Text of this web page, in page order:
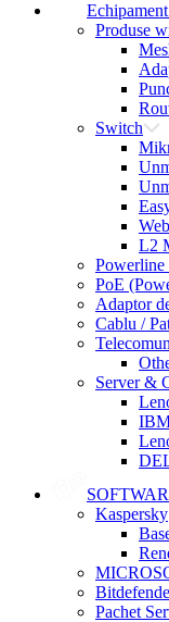
Produse
Switch
L2
Powerline
PoE
Adaptor
Cablu /
Server &
Kaspersky
Pachet